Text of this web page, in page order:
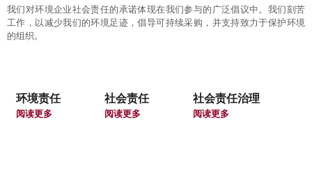
我们对环境企业社会责任的承诺体现在我们参与的广泛倡议中。我们刻苦
工作，以减少我们的环境足迹，倡导可持续采购，并支持致力于保护环境
的组织。
环境责任
阅读更多
社会责任
阅读更多
社会责任治理
阅读更多